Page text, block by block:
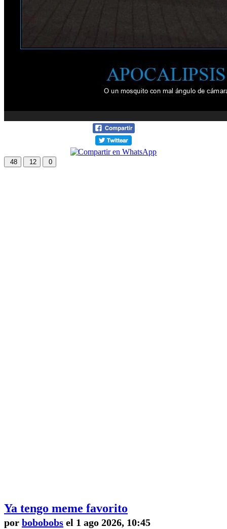
48 12 0
Ya tengo meme favorito
por bobobobs el 1 ago 2026, 10:45